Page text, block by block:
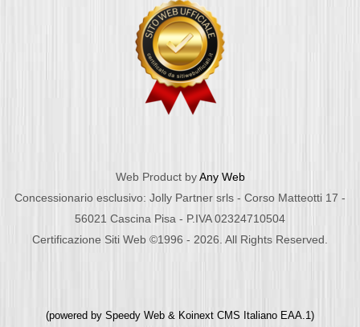
Web Product byAny Web
Concessionario esclusivo: Jolly Partner srls - Corso Matteotti 17 -
56021 Cascina Pisa - P.IVA 02324710504
Certificazione Siti Web ©1996 - 2026. All Rights Reserved.
(powered by Speedy Web & Koinext CMS Italiano EAA.1)